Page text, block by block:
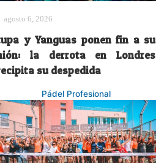
agosto 6, 2026
y Yanguas ponen fin a su
la derrota en Londres
su despedida
Pádel Profesional